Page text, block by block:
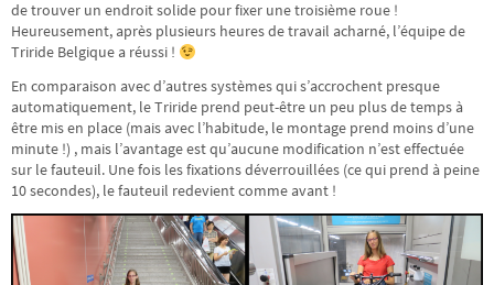
de trouver un endroit solide pour fixer une troisième roue !
Heureusement, après plusieurs heures de travail acharné, l’équipe de
Triride Belgique a réussi !
En comparaison avec d’autres systèmes qui s’accrochent presque
automatiquement, le Triride prend peut-être un peu plus de temps à
être mis en place (mais avec l’habitude, le montage prend moins d’une
minute !) , mais l’avantage est qu’aucune modification n’est effectuée
sur le fauteuil. Une fois les fixations déverrouillées (ce qui prend à peine
10 secondes), le fauteuil redevient comme avant !